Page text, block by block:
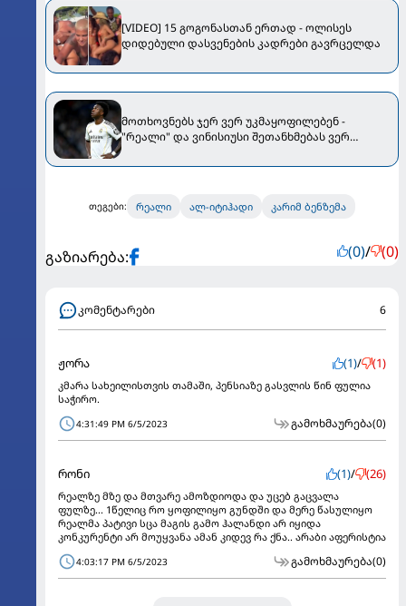
[VIDEO] 15 გოგონასთან ერთად - ოლისეს
დიდებული დასვენების კადრები გავრცელდა
მოთხოვნებს ჯერ ვერ უკმაყოფილებენ -
"რეალი" და ვინისიუსი შეთანხმებას ვერ
თეგები: რეალი ალ-იტიჰადი კარიმ ბენზემა
გაზიარება: (0)/ (0)
კომენტარები 6
ჟორა (1)/ (1)
კმარა სახეილისთვის თამაში, პენსიაზე გასვლის წინ ფულია
საჭირო.
4:31:49 PM 6/5/2023 გამოხმაურება(0)
რონი (1)/ (26)
რეალზე მზე და მთვარე ამოზდიოდა და უცებ გაცვალა
ფულზე... 1წელიც რო ყოფილიყო გუნდში და მერე წასულიყო
რეალმა პატივი სცა მაგის გამო ჰალანდი არ იყიდა
კონკურენტი არ მოუყვანა ამან კიდევ რა ქნა.. არაბი აფერისტია
4:03:17 PM 6/5/2023 გამოხმაურება(0)